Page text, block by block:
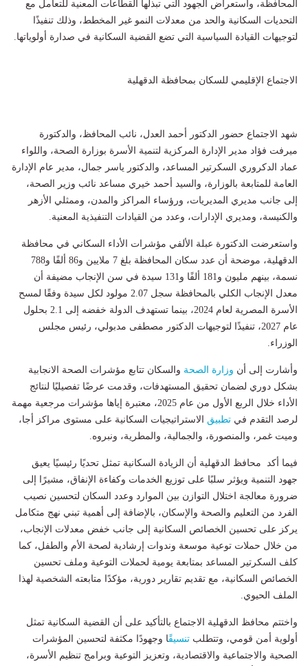
المحافظة، واستعراض الجهود التي تبذلها القطاعات المعنية للتعامل مع
التحديات السكانية والحد من معدلات النمو غير المخطط، وذلك تنفيذًا
لتوجيهات القيادة السياسية التي تضع القضية السكانية في صدارة أولوياتها.
الاجتماع الإقليمي للسكان بمحافظة الدقهلية
شهد الاجتماع حضور الدكتور أحمد العدل، نائب المحافظ، والدكتورة
ميرفت فؤاد مدير الإدارة المركزية لتنمية الأسرة بوزارة الصحة، واللواء
عماد الدكروري السكرتير المساعد، والدكتور ياسر جمال، مدير عام الإدارة
العامة للمتابعة بالوزارة، والسيد أحمد خيري مساعد نائب وزير الصحة،
إلى جانب مديري المديريات، ورؤساء المراكز والمدن، وممثلي الأزهر
والكنيسة، ومديري الإدارات، وعدد من القيادات التنفيذية المعنية.
واستعرضت الدكتورة عبلة الألفي مؤشرات الأداء السكاني في محافظة
الدقهلية، موضحة أن عدد سكان المحافظة بلغ 7 ملايين و86 ألفًا و788
نسمة، بينهم مليون و181 ألفًا و131 سيدة في سن الإنجاب مضيفة أن
معدل الإنجاب الكلي بالمحافظة سجل 2.07 مولود لكل سيدة وفقًا لمسح
الأسرة المصرية لعام 2024، بينما تستهدف الدولة خفضه إلى 2.1 بحلول
عام 2027، تنفيذًا لتوجيهات الدكتور مصطفى مدبولي، رئيس مجلس
الوزراء.
وأشارت إلى أن وزارة الصحة والسكان تتابع مؤشرات الصحة الانجابية
بشكل دوري لضمان تحقيق المستهدفات، وقدمت عرضًا تفصيليًا لنتائج
الأداء خلال الربع الأول من عام 2025، معتبرة إياها مؤشرات مرجعية مهمة
لرصد التقدم في تطبيق الاستراتيجيات السكانية على مستوى مراكز أجا،
وميت غمر، والمنصورة، والجمالية، والمطرية، ونبروه.
فيما أكد محافظ الدقهلية أن الزيادة السكانية تمثل تحديًا رئيسيًا يعيق
جهود التنمية ويؤثر سلبًا على توزيع الخدمات وكفاءة الإنفاق، مشيرًا إلى
ضرورة معالجة اختلال التوازن بين الموارد وعدد السكان لتحسين نصيب
الفرد من التعليم والصحة والإسكان، بالإضافة إلى أهمية تبني نهج متكامل
يركز على تحسين الخصائص السكانية إلى جانب خفض معدلات الإنجاب،
من خلال حملات توعية موسعة وندوات إرشادية لصحة الأم والطفل، كما
كلف السكرتير المساعد بمتابعة يومية لحملات التوعية وملف تحسين
الخصائص السكانية، مع تقديم تقارير دورية، مؤكدًا متابعته الشخصية لهذا
الملف الحيوي.
واختتم محافظ الدقهلية الاجتماع بالتأكيد على أن القضية السكانية تمثل
أولوية أمن قومي، وتتطلب تنسيقًا وجهودًا مكثفة لتحسين المؤشرات
الصحية والاجتماعية والاقتصادية، وتعزيز التوعية وبرامج تنظيم الأسرة،